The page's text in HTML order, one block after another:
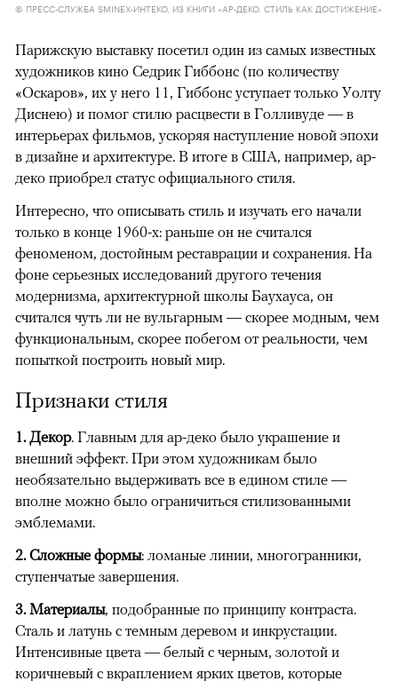
© ПРЕСС-СЛУЖБА SMINEX-ИНТЕКО, ИЗ КНИГИ «АР-ДЕКО. СТИЛЬ КАК ДОСТИЖЕНИЕ»
Парижскую выставку посетил один из самых известных
художников кино Седрик Гиббонс (по количеству
«Оскаров», их у него 11, Гиббонс уступает только Уолту
Диснею) и помог стилю расцвести в Голливуде — в
интерьерах фильмов, ускоряя наступление новой эпохи
в дизайне и архитектуре. В итоге в США, например, ар-
деко приобрел статус официального стиля.
Интересно, что описывать стиль и изучать его начали
только в конце 1960-х: раньше он не считался
феноменом, достойным реставрации и сохранения. На
фоне серьезных исследований другого течения
модернизма, архитектурной школы Баухауса, он
считался чуть ли не вульгарным — скорее модным, чем
функциональным, скорее побегом от реальности, чем
попыткой построить новый мир.
Признаки стиля
1. Декор. Главным для ар-деко было украшение и
внешний эффект. При этом художникам было
необязательно выдерживать все в едином стиле —
вполне можно было ограничиться стилизованными
эмблемами.
2. Сложные формы: ломаные линии, многогранники,
ступенчатые завершения.
3. Материалы, подобранные по принципу контраста.
Сталь и латунь с темным деревом и инкрустации.
Интенсивные цвета — белый с черным, золотой и
коричневый с вкраплением ярких цветов, которые